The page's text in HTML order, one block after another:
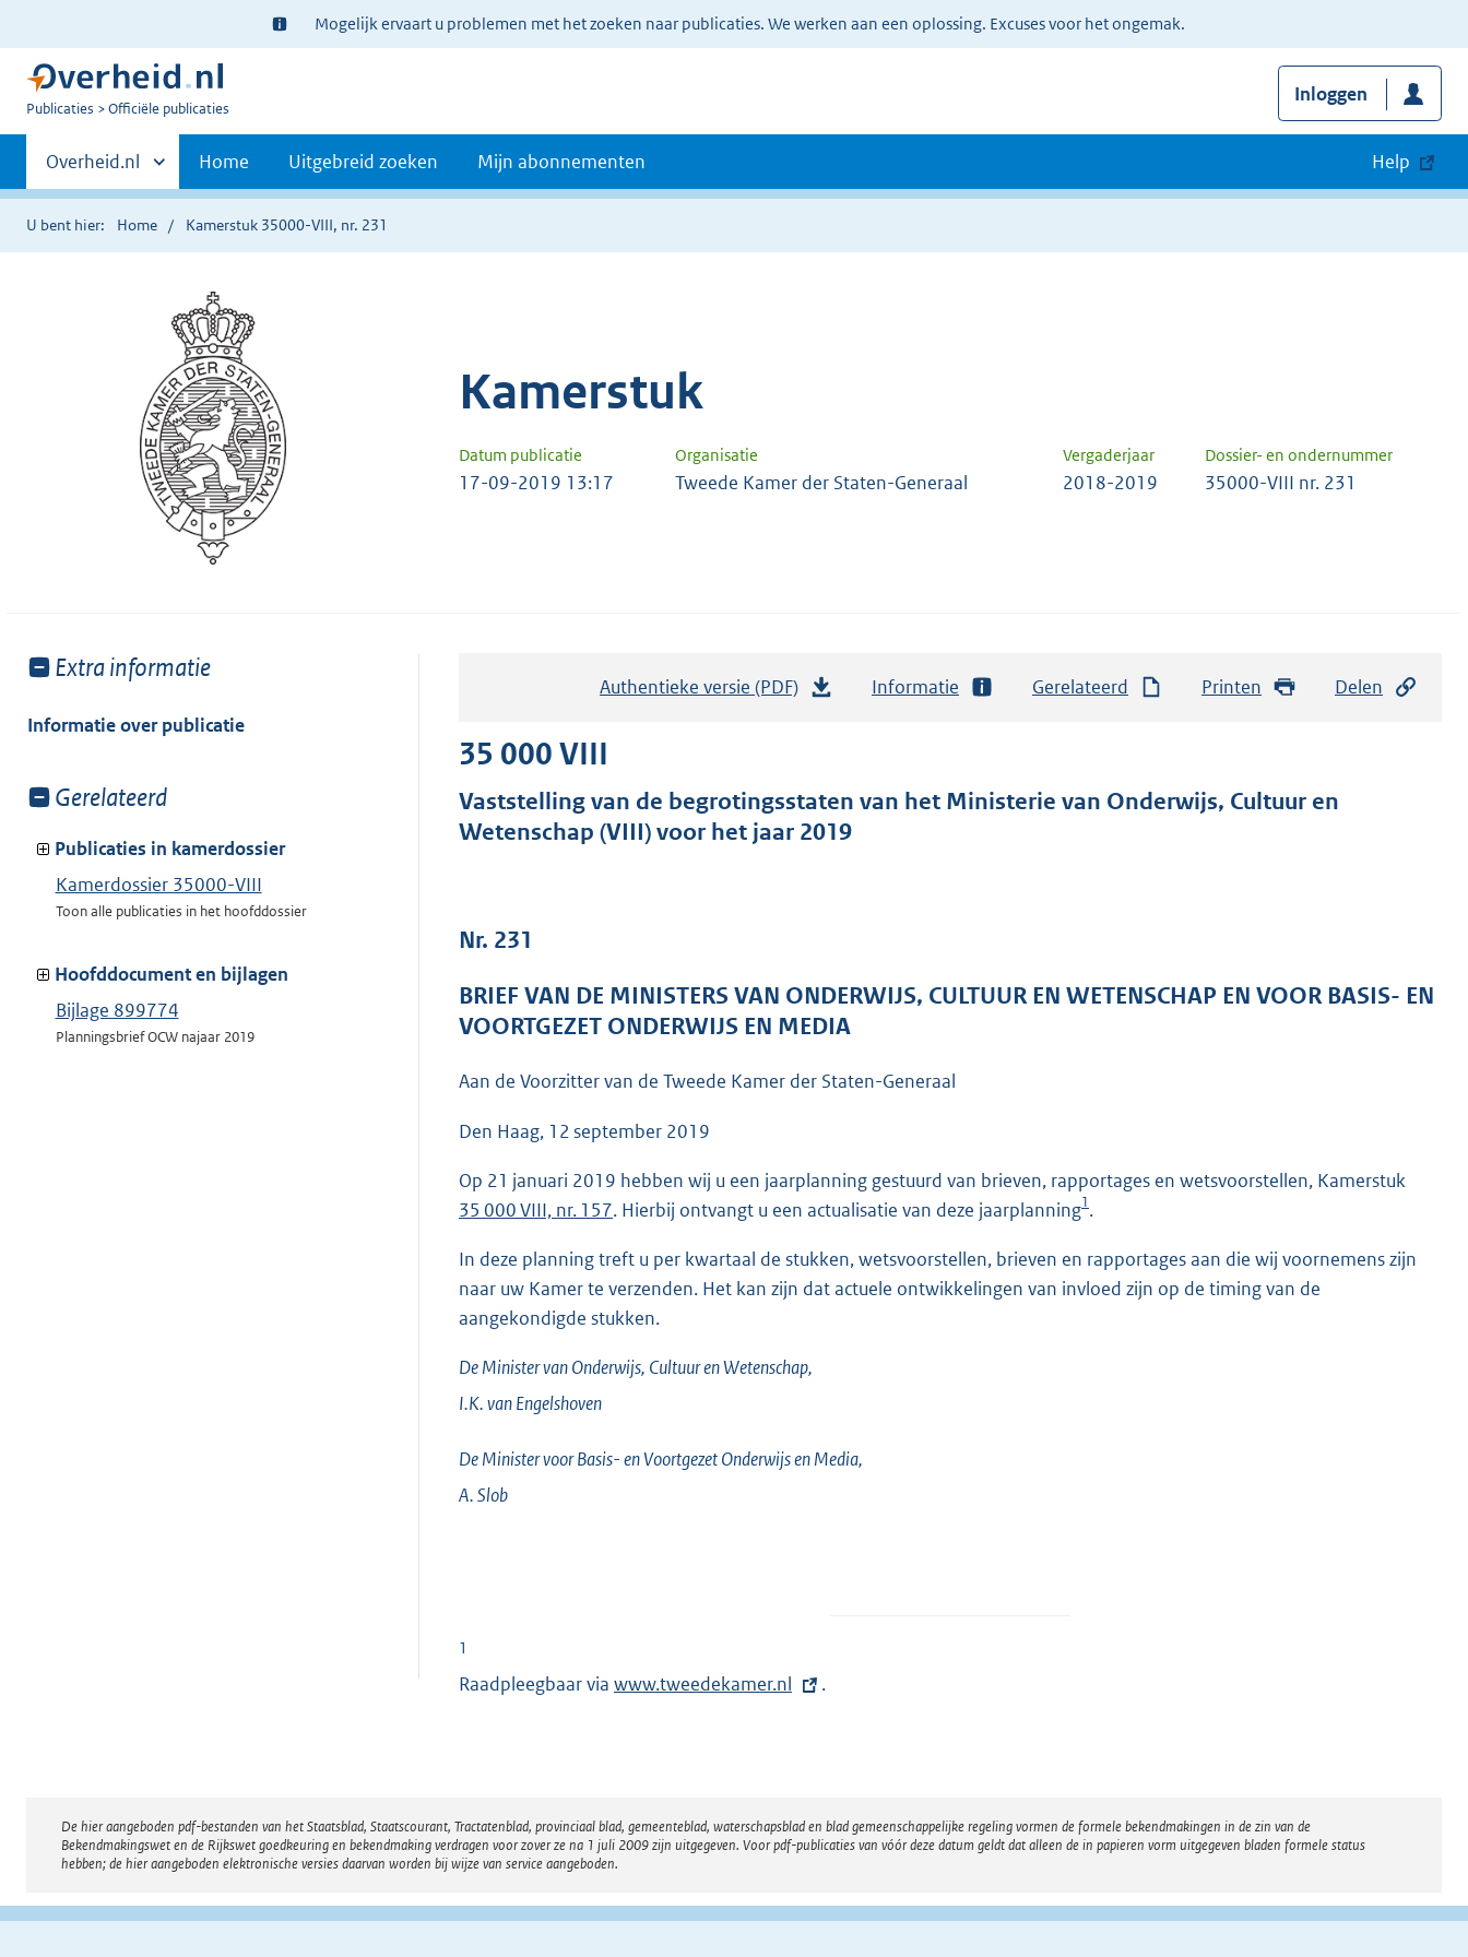
Ter
informatie:
Mogelijk ervaart u problemen met het zoeken naar publicaties. We werken aan een oplossing. Excuses voor het ongemak.
U
Publicaties Officiële publicaties
Inloggen
Primaire
navigatie
Andere
sites
binnen
Overheid.nl Home Uitgebreid zoeken Mijn abonnementen Help
U bent hier: Home Kamerstuk 35000-VIII, nr. 231
Kamerstuk
Datum publicatie Organisatie Vergaderjaar Dossier- en ondernummer
17-09-2019 13:17 Tweede Kamer der Staten-Generaal 2018-2019 35000-VIII nr. 231
Toon
van:
Extra informatie
Informatie over publicatie
Toon
van:
Gerelateerd
Publicaties in kamerdossier
Kamerdossier 35000-VIII
Toon alle publicaties in het hoofddossier
Hoofddocument en bijlagen
Bijlage 899774
Planningsbrief OCW najaar 2019
Authentieke versie (PDF)
a
n
o
o
t
t
7
K
Informatie Gerelateerd Printen Delen
35 000 VIII
Vaststelling van de begrotingsstaten van het Ministerie van Onderwijs, Cultuur en
Wetenschap (VIII) voor het jaar 2019
Nr. 231
BRIEF VAN DE MINISTERS VAN ONDERWIJS, CULTUUR EN WETENSCHAP EN VOOR BASIS- EN
VOORTGEZET ONDERWIJS EN MEDIA
Aan de Voorzitter van de Tweede Kamer der Staten-Generaal
Den Haag, 12 september 2019
Op 21 januari 2019 hebben wij u een jaarplanning gestuurd van brieven, rapportages en wetsvoorstellen, Kamerstuk
35 000 VIII, nr. 157. Hierbij ontvangt u een actualisatie van deze jaarplanning1.
In deze planning treft u per kwartaal de stukken, wetsvoorstellen, brieven en rapportages aan die wij voornemens zijn
naar uw Kamer te verzenden. Het kan zijn dat actuele ontwikkelingen van invloed zijn op de timing van de
aangekondigde stukken.
De Minister van Onderwijs, Cultuur en Wetenschap,
I.K. vanEngelshoven
De Minister voor Basis- en Voortgezet Onderwijs en Media,
A.Slob
1
Raadpleegbaar via E
n
e
i
www.tweedekamer.nl .
Disclaimer
De hier aangeboden pdf-bestanden van het Staatsblad, Staatscourant, Tractatenblad, provinciaal blad, gemeenteblad, waterschapsblad en blad gemeenschappelijke regeling vormen de formele bekendmakingen in de zin van de
Bekendmakingswet en de Rijkswet goedkeuring en bekendmaking verdragen voor zover ze na 1 juli 2009 zijn uitgegeven. Voor pdf-publicaties van vóór deze datum geldt dat alleen de in papieren vorm uitgegeven bladen formele status
hebben; de hier aangeboden elektronische versies daarvan worden bij wijze van service aangeboden.